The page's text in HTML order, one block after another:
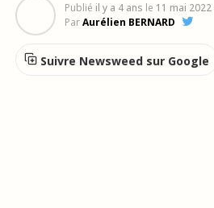
Publié il y a 4 ans le 11 mai 2022
ParAurélien BERNARD
Suivre Newsweed sur Google